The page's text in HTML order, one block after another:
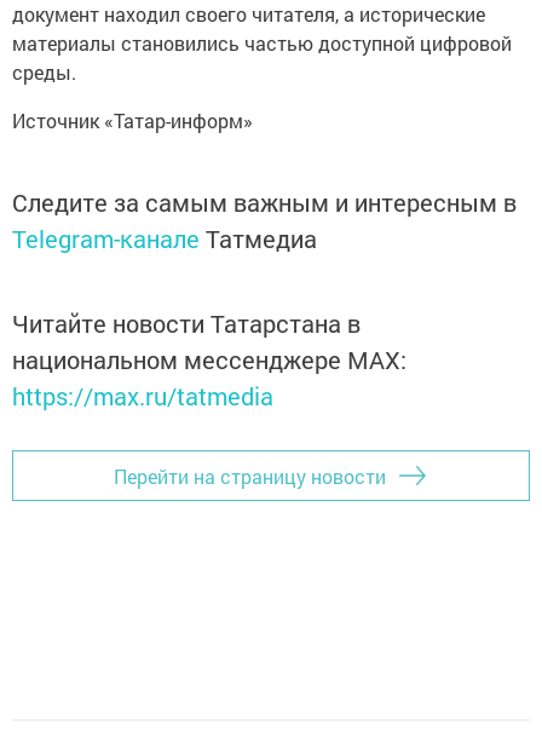
документ находил своего читателя, а исторические
материалы становились частью доступной цифровой
среды.
Источник «Татар-информ»
Следите за самым важным и интересным в
Telegram-канале Татмедиа
Читайте новости Татарстана в
национальном мессенджере MАХ:
https://max.ru/tatmedia
Перейти на страницу новости